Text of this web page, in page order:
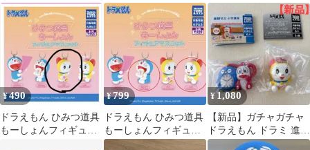
ィギュアマスコットド
ラミちゃん
全4種セット
ドラえもん（どこでも
ドア）
¥490
ドラえもん ひみつ道具
もーしょんフィギュア
¥799
ドラえもん ひみつ道具
もーしょんフィギュア
マスコットドラえも
¥1,080
【新品】ガチャガチャ
ドラえもん ドラミ 進研
ゼミ コラショ 2000年モ